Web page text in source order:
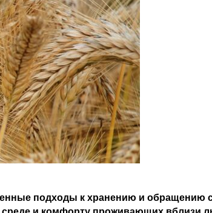
подходы к хранению и обращению